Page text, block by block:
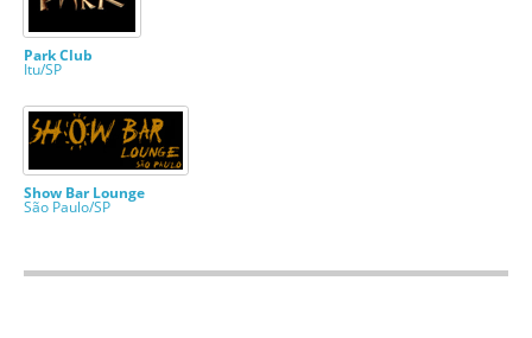
Park Club
Itu/SP
Show Bar Lounge
São Paulo/SP